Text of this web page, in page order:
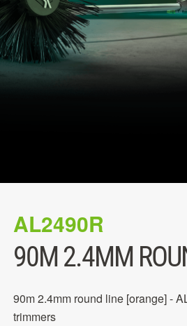
AL2490R
90M 2.4MM
90m 2.4mm round line [orange] -
trimmers